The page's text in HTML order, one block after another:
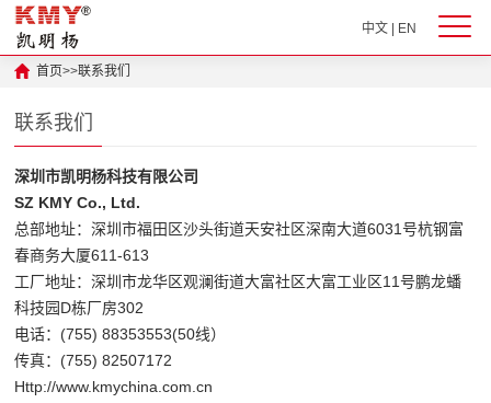
中文| EN
首页>>联系我们
联系我们
深圳市凯明杨科技有限公司
SZ KMY Co., Ltd.
总部地址：深圳市福田区沙头街道天安社区深南大道6031号杭钢富
春商务大厦611-613
工厂地址：深圳市龙华区观澜街道大富社区大富工业区11号鹏龙蟠
科技园D栋厂房302
电话：(755) 88353553(50线）
传真：(755) 82507172
Http://www.kmychina.com.cn